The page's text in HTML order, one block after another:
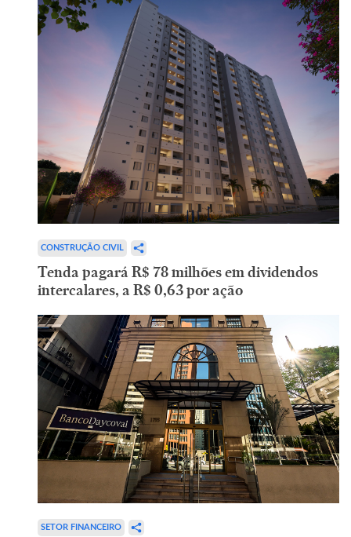
CONSTRUÇÃO CIVIL
Tenda pagará R$ 78 milhões em dividendos
intercalares, a R$ 0,63 por ação
SETOR FINANCEIRO